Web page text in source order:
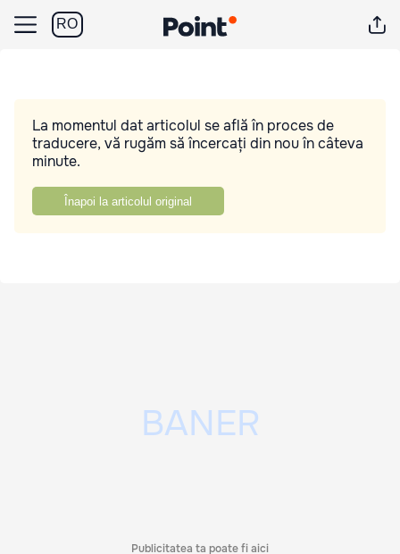
RO
La momentul dat articolul se află în proces de
traducere, vă rugăm să încercați din nou în câteva
minute.
Înapoi la articolul original
Publicitatea ta poate fi aici